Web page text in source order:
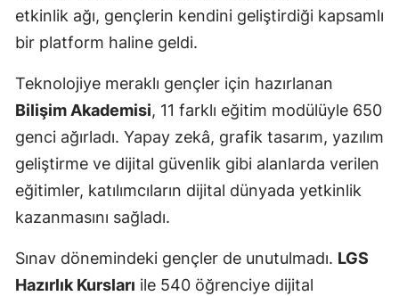
etkinlik ağı, gençlerin kendini geliştirdiği kapsamlı
bir platform haline geldi.
Teknolojiye meraklı gençler için hazırlanan
Bilişim Akademisi, 11 farklı eğitim modülüyle 650
genci ağırladı. Yapay zekâ, grafik tasarım, yazılım
geliştirme ve dijital güvenlik gibi alanlarda verilen
eğitimler, katılımcıların dijital dünyada yetkinlik
kazanmasını sağladı.
Sınav dönemindeki gençler de unutulmadı. LGS
Hazırlık Kursları ile 540 öğrenciye dijital